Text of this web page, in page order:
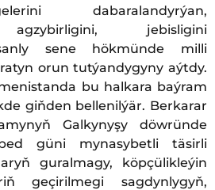
dabaralandyrýan,
agzybirligini, jebisligini
sene hökmünde milli
orun tutýandygyny aýtdy.
bu halkara baýram
giňden bellenilýär. Berkarar
Galkynyşy döwründe
güni mynasybetli täsirli
guralmagy, köpçülikleýin
geçirilmegi sagdynlygyň,